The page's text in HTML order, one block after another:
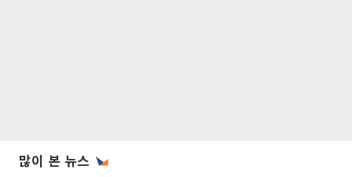
많이 본 뉴스